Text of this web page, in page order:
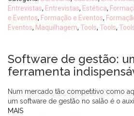
Entrevistas, Entrevistas, Estética,
e Eventos, Formação e Eventos,
Eventos, Maquilhagem, Tools, Tools,
Software de gestão:
ferramenta
Num mercado tão competitivo como
um software de gestão no salão é o
MAIS